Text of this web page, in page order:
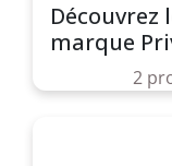
Découvrez
marque
2